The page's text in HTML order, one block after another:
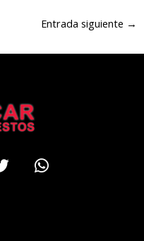
Entrada siguiente →
TwitterWhatsapp